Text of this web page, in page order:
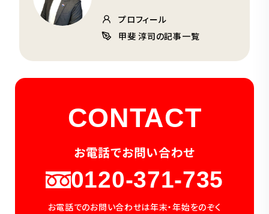
プロフィール
甲斐 淳司の記事一覧
CONTACT
お電話でお問い合わせ
0120-371-735
お電話でのお問い合わせは年末・年始をのぞく